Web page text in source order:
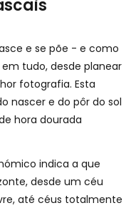
e se põe - e como
tudo, desde planear
fotografia. Esta
nascer e do pôr do sol
hora dourada
indica a que
desde um céu
até céus totalmente